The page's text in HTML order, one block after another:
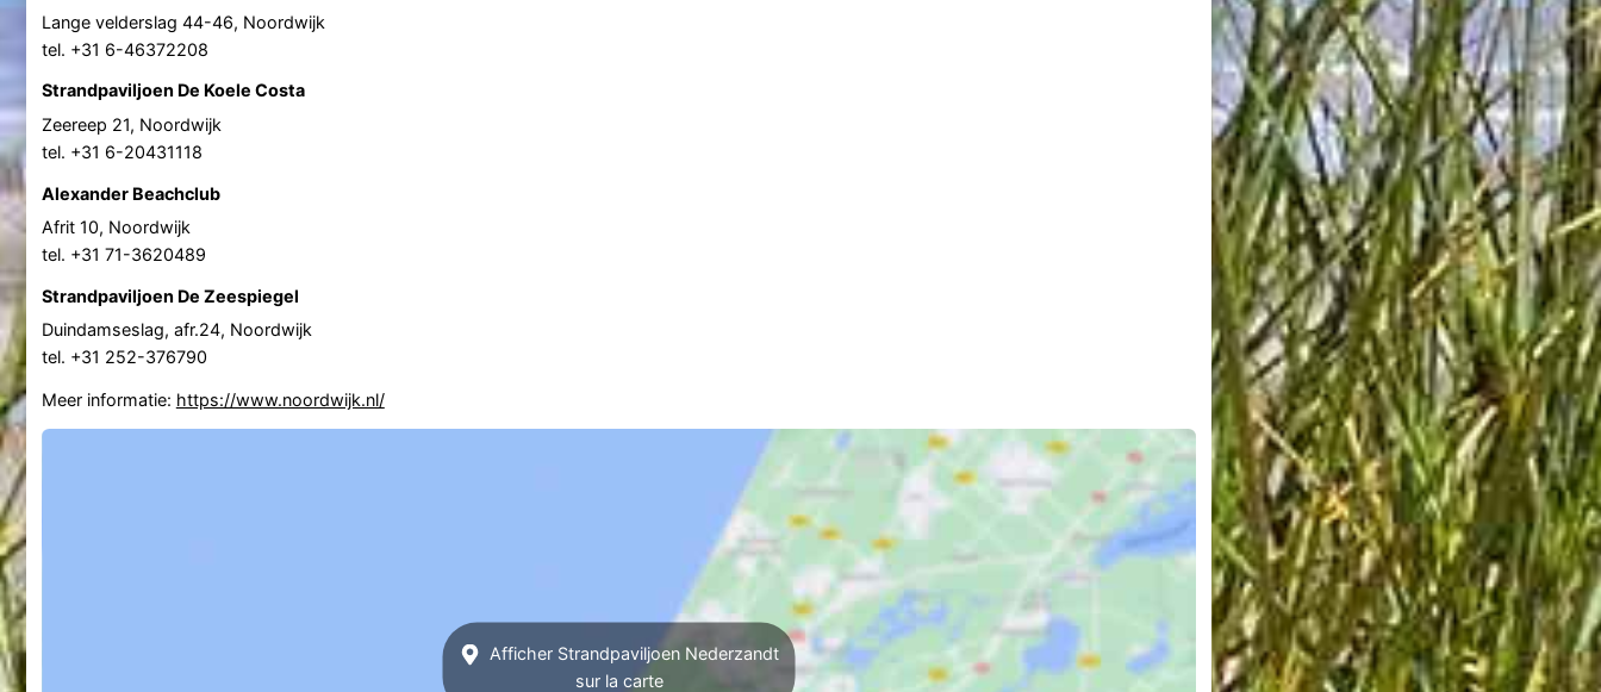
Lange velderslag 44-46, Noordwijk
tel. +31 6-46372208
Strandpaviljoen De Koele Costa
Zeereep 21, Noordwijk
tel. +31 6-20431118
Alexander Beachclub
Afrit 10, Noordwijk
tel. +31 71-3620489
Strandpaviljoen De Zeespiegel
Duindamseslag, afr.24, Noordwijk
tel. +31 252-376790
Meer informatie: https://www.noordwijk.nl/
Afficher Strandpaviljoen Nederzandt
sur la carte